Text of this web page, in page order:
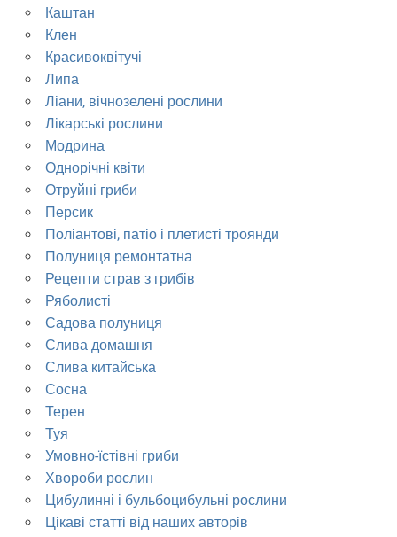
Каштан
Клен
Красивоквітучі
Липа
Ліани, вічнозелені рослини
Лікарські рослини
Модрина
Однорічні квіти
Отруйні гриби
Персик
Поліантові, патіо і плетисті троянди
Полуниця ремонтатна
Рецепти страв з грибів
Ряболисті
Садова полуниця
Слива домашня
Слива китайська
Сосна
Терен
Туя
Умовно-їстівні гриби
Хвороби рослин
Цибулинні і бульбоцибульні рослини
Цікаві статті від наших авторів